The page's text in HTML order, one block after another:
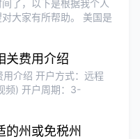
了，以下是根据我个人
大家有所帮助。 美国是
关费用介绍
介绍 开户方式：远程
频) 开户周期：3-
的州或免税州